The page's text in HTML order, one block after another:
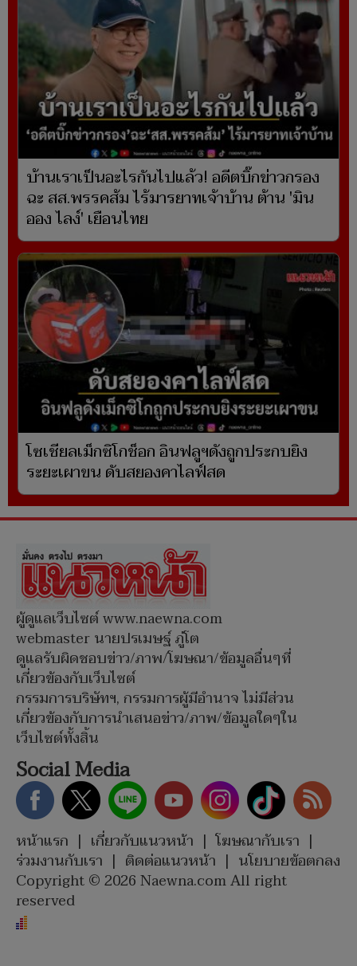
บ้านเราเป็นอะไรกันไปแล้ว! อดีตบิ๊กข่าวกรอง
ฉะ สส.พรรคส้ม ไร้มารยาทเจ้าบ้าน ต้าน 'มิน
ออง ไลง์' เยือนไทย
โซเชียลเม็กซิโกช็อก อินฟลูฯดังถูกประกบยิง
ระยะเผาขน ดับสยองคาไลฟ์สด
ผู้ดูแลเว็บไซต์ www.naewna.com
webmaster นายปรเมษฐ์ ภู่โต
ดูแลรับผิดชอบข่าว/ภาพ/โฆษณา/ข้อมูลอื่นๆที่
เกี่ยวข้องกับเว็บไซต์
กรรมการบริษัทฯ, กรรมการผู้มีอำนาจ ไม่มีส่วน
เกี่ยวข้องกับการนำเสนอข่าว/ภาพ/ข้อมูลใดๆใน
เว็บไซต์ทั้งสิ้น
Social Media
หน้าแรก | เกี่ยวกับแนวหน้า | โฆษณากับเรา |
ร่วมงานกับเรา | ติดต่อแนวหน้า | นโยบายข้อตกลง
Copyright © 2026 Naewna.com All right
reserved